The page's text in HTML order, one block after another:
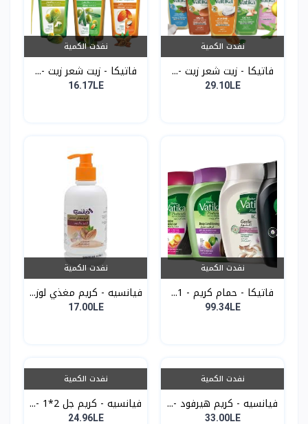
نفدت الكمية
فاتيكا - زيت شعر زيت -...
29.10LE
نفدت الكمية
فاتيكا - زيت شعر زيت -...
16.17LE
نفدت الكمية
فاتيكا - حمام كريم - 1...
99.34LE
نفدت الكمية
فيانسيه - كريم مغذي لوز...
17.00LE
نفدت الكمية
فيانسيه - كريم هيرفود -...
33.00LE
نفدت الكمية
فيانسيه - كريم جل 2*1 -...
24.96LE